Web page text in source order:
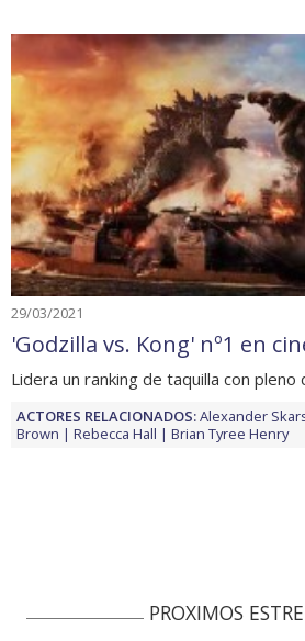
29/03/2021
'Godzilla vs. Kong' nº1 en
Lidera un ranking de taquilla con
ACTORES RELACIONADOS:Alexander
Brown
Rebecca Hall Brian Tyree Henry
PROXIMOS